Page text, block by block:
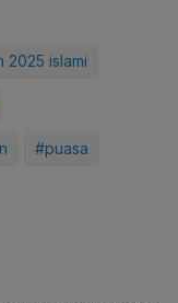
2025 islami
#puasa